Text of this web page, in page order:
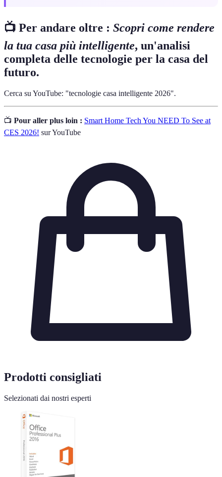
📺 Per andare oltre : Scopri come rendere
la tua casa più intelligente, un'analisi
completa delle tecnologie per la casa del
futuro.
Cerca su YouTube: "tecnologie casa intelligente 2026".
📺 Pour aller plus loin : Smart Home Tech You NEED To See at
CES 2026! sur YouTube
Prodotti consigliati
Selezionati dai nostri esperti